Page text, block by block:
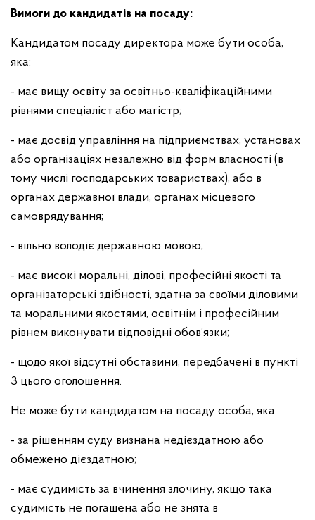
Вимоги до кандидатів на посаду:
Кандидатом посаду директора може бути особа,
яка:
- має вищу освіту за освітньо-кваліфікаційними
рівнями спеціаліст або магістр;
- має досвід управління на підприємствах, установах
або організаціях незалежно від форм власності (в
тому числі господарських товариствах), або в
органах державної влади, органах місцевого
самоврядування;
- вільно володіє державною мовою;
- має високі моральні, ділові, професійні якості та
організаторські здібності, здатна за своїми діловими
та моральними якостями, освітнім і професійним
рівнем виконувати відповідні обов’язки;
- щодо якої відсутні обставини, передбачені в пункті
3 цього оголошення.
Не може бути кандидатом на посаду особа, яка:
- за рішенням суду визнана недієздатною або
обмежено дієздатною;
- має судимість за вчинення злочину, якщо така
судимість не погашена або не знята в